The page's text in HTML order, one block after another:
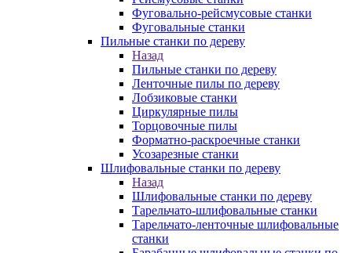
Фуговально-рейсмусовые станки
Фуговальные станки
Пильные станки по дереву
Назад
Пильные станки по дереву
Ленточные пилы по дереву
Лобзиковые станки
Циркулярные пилы
Торцовочные пилы
Форматно-раскроечные станки
Усозарезные станки
Шлифовальные станки по дереву
Назад
Шлифовальные станки по дереву
Тарельчато-шлифовальные станки
Тарельчато-ленточные шлифовальные
станки